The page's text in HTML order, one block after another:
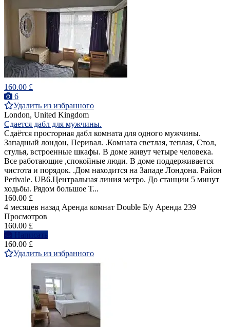
160.00 £
6
Удалить из избранного
London, United Kingdom
Сдается дабл для мужчины.
Cдаётся просторная дабл комната для одного мужчины.
Западный лондон, Перивал. .Комната светлая, теплая, Стол,
стулья, встроенные шкафы. В доме живут четыре человека.
Все работающие ,спокойные люди. В доме поддерживается
чистота и порядок. .Дом находится на Западе Лондона. Район
Perivale. UB6.Центральная линия метро. До станции 5 минут
ходьбы. Рядом большое Т...
160.00 £
4 месяцев назад Аренда комнат Double Б/у Аренда 239
Просмотров
160.00 £
Написать
160.00 £
Удалить из избранного